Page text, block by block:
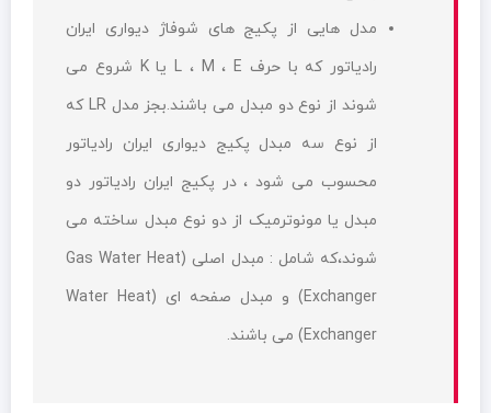
مدل هایی از پکیج های شوفاژ دیواری ایران
رادیاتور که با حرف L ، M ، E یا K شروع می
شوند از نوع دو مبدل می باشند.بجز مدل LR که
از نوع سه مبدل پکیج دیواری ایران رادیاتور
محسوب می شود ، در پکیج ایران رادیاتور دو
مبدل یا مونوترمیک از دو نوع مبدل ساخته می
شوند،که شامل : مبدل اصلی (Gas Water Heat
Exchanger) و مبدل صفحه ای (Water Heat
Exchanger) می باشند.